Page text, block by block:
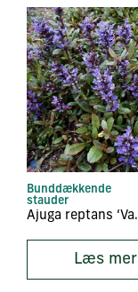
Bunddækkende
stauder
Læs